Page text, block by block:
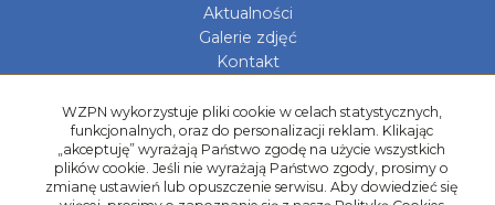
Aktualności
Galerie zdjęć
Kontakt
Kadry Regionów
Program Grantowy
Dziewczyny do Piłki
WZPN wykorzystuje pliki cookie w celach statystycznych,
funkcjonalnych, oraz do personalizacji reklam. Klikając
„akceptuję” wyrażają Państwo zgodę na użycie wszystkich
plików cookie. Jeśli nie wyrażają Państwo zgody, prosimy o
zmianę ustawień lub opuszczenie serwisu. Aby dowiedzieć się